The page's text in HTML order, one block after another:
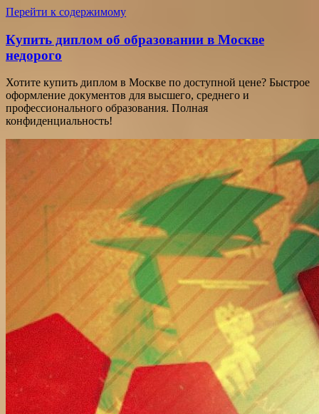
Перейти к содержимому
Купить диплом об образовании в Москве
недорого
Хотите купить диплом в Москве по доступной цене? Быстрое
оформление документов для высшего, среднего и
профессионального образования. Полная
конфиденциальность!